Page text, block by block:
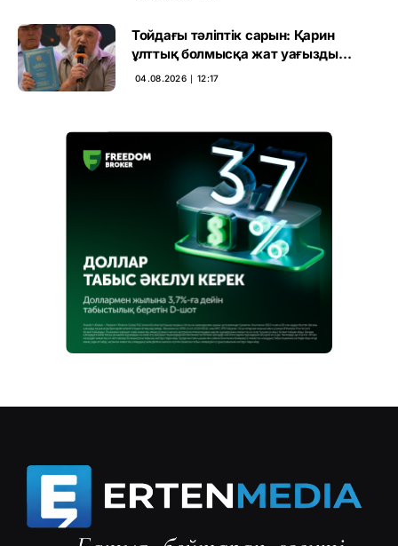
Тойдағы тәліптік сарын: Қарин
ұлттық болмысқа жат уағызды
сынға алды
04.08.2026 ∣ 12:17